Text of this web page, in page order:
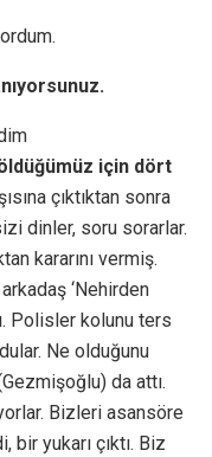
için dört
çıktıktan sonra
dinler, soru sorarlar.
kararını vermiş.
‘Nehirden
Polisler kolunu ters
Ne olduğunu
da attı.
Bizleri asansöre
bir yukarı çıktı. Biz